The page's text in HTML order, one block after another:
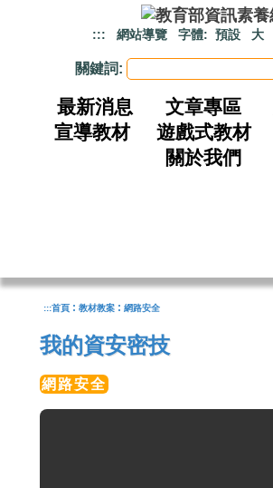
::: 網站導覽 字體: 預設 大
關鍵詞:
最新消息 文章專區
宣導教材
遊戲式教材
關於我們
:::首頁 : 教材教案 : 網路安全
我的資安密技
網路安全